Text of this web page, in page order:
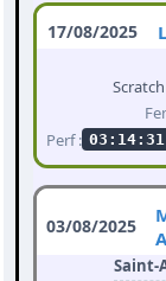
17/08/2025
Perf : 03:14:31
03/08/2025
Saint-